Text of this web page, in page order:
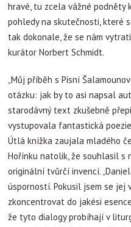
hravé, tu zcela vážné podněty
pohledy na skutečnosti, které
tak dokonale, že se nám
kurátor Norbert Schmidt.
„Můj příběh s Písní
otázku: jak by to asi napsal
starodávný text zkušebně
vystupovala fantastická
Útlá knížka zaujala mladého
Hořínku natolik, že souhlasil
originální tvůrčí invencí.
úsporností. Pokusil jsem se
zkoncentrovat do jakési
že tyto dialogy probíhají v